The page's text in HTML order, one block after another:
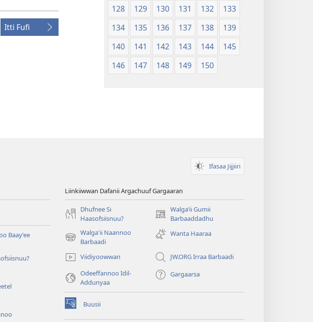
Itti Fufi
128
129 130 131 132
133
134
135 136 137 138
139
140
141 142 143 144
145
146
147 148 149 150
Ifasaa Jijjiiri
Baayʼee
Liinkiiwwan Dafanii Argachuuf Gargaaran
Dhufnee Si
Haasofsiisnuu?
Walgaʼii Gumii
Barbaaddadhu
(opens
new
window)
Walga'ii Naannoo
Barbaadi
(opens
window)
Wanta Haaraa
Viidiyoowwan
JW.ORG Irraa Barbaadi
Odeeffannoo Idil-
Addunyaa
Gargaarsa
Buusii
(opens
new